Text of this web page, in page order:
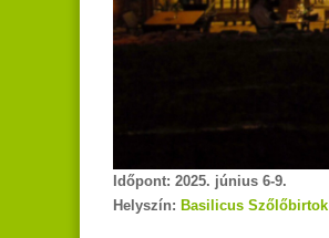
Időpont: 2025. június 6-9.
Helyszín: Basilicus Szőlőbirtok